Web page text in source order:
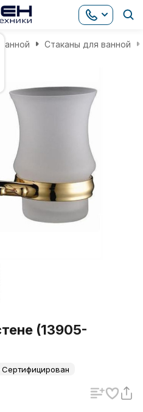
Стаканы для ванной
(13905-
Сертифицирован